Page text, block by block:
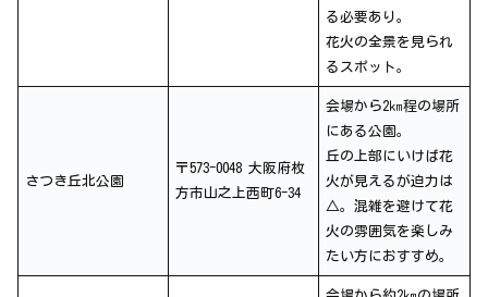
る必要あり。
花火の全景を見られ
るスポット。
さつき丘北公園
〒573-0048 大阪府枚
方市山之上西町6-34
会場から2㎞程の場所
にある公園。
丘の上部にいけば花
火が見えるが迫力は
△。混雑を避けて花
火の雰囲気を楽しみ
たい方におすすめ。